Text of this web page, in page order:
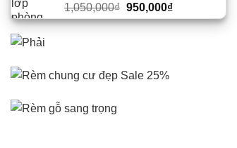
1,050,000₫ Giá
gốc
950,000₫Giá
hiện